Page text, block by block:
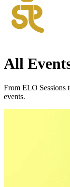
All
From ELO Sessions
events.